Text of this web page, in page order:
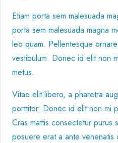
Etiam porta sem malesuada
porta sem malesuada magna
leo quam. Pellentesque
vestibulum. Donec id elit non
metus.
Vitae elit libero, a pharetra
porttitor. Donec id elit non mi
Cras mattis consectetur purus
posuere erat a ante